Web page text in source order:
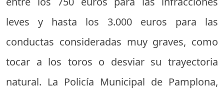
leves y hasta los 3.000 euros para las
conductas consideradas muy graves, como
tocar a los toros o desviar su trayectoria
natural. La Policía Municipal de Pamplona,